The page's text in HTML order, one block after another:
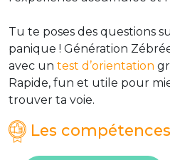
Tu te poses des questions
panique ! Génération
avec un test d’orientation
Rapide, fun et utile pour
trouver ta voie.
Les